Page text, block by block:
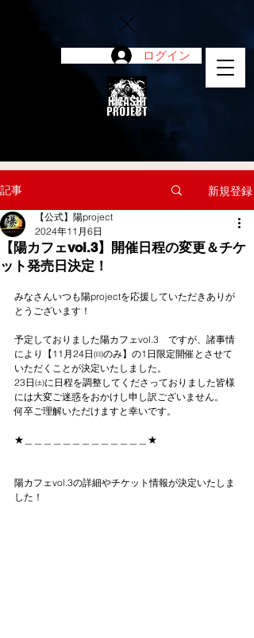
ログイン
陽project
記事 新規登録
【陽カフェvol.3】開催日程の変更＆チケ
ット発売日決定！
【公式】陽project
2024年11月6日
みなさんいつも陽projectを応援していただきありが
とうございます！
予定しておりました陽カフェvol.3　ですが、諸事情
により【11月24日㈰のみ】の1日限定開催とさせて
いただくことが決定いたしました。
23日㈯に日程を調整してくださっておりました皆様
には大変ご迷惑をおかけし申し訳ございません。
何卒ご理解いただけますと幸いです。
★＿＿＿＿＿＿＿＿＿＿＿＿＿★
陽カフェvol.3の詳細やチケット情報が決定いたしま
した！